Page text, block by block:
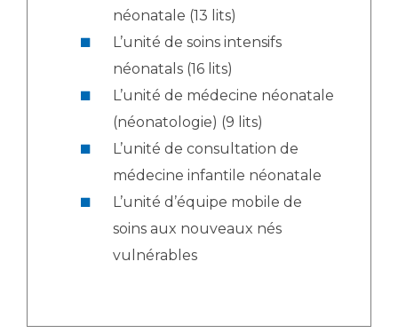
Lieu de santé sans tabac
néonatale (13 lits)
L’unité de soins intensifs
néonatals (16 lits)
L’unité de médecine néonatale
(néonatologie) (9 lits)
L’unité de consultation de
médecine infantile néonatale
L’unité d’équipe mobile de
soins aux nouveaux nés
vulnérables